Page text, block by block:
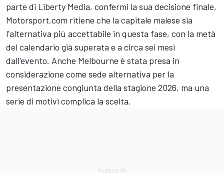
parte di Liberty Media, confermi la sua decisione finale,
Motorsport.com ritiene che la capitale malese sia
l'alternativa più accettabile in questa fase, con la metà
del calendario già superata e a circa sei mesi
dall'evento. Anche Melbourne è stata presa in
considerazione come sede alternativa per la
presentazione congiunta della stagione 2026, ma una
serie di motivi complica la scelta.